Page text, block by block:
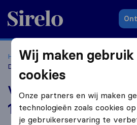
Sirelo.nl
Home Verhuisbedrijven
Diesel Movers
Van Diesel Movers
10,0 gebaseerd
Sirelo en Google
Wij maken gebruik
cookies
Onze partners en wij maken
technologieën zoals cookies
je gebruikerservaring te